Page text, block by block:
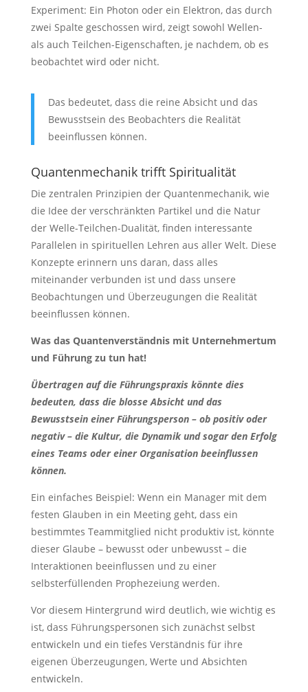
Experiment: Ein Photon oder ein Elektron, das durch
zwei Spalte geschossen wird, zeigt sowohl Wellen-
als auch Teilchen-Eigenschaften, je nachdem, ob es
beobachtet wird oder nicht.
Das bedeutet, dass die reine Absicht und das
Bewusstsein des Beobachters die Realität
beeinflussen können.
Quantenmechanik trifft Spiritualität
Die zentralen Prinzipien der Quantenmechanik, wie
die Idee der verschränkten Partikel und die Natur
der Welle-Teilchen-Dualität, finden interessante
Parallelen in spirituellen Lehren aus aller Welt. Diese
Konzepte erinnern uns daran, dass alles
miteinander verbunden ist und dass unsere
Beobachtungen und Überzeugungen die Realität
beeinflussen können.
Was das Quantenverständnis mit Unternehmertum
und Führung zu tun hat!
Übertragen auf die Führungspraxis könnte dies
bedeuten, dass die blosse Absicht und das
Bewusstsein einer Führungsperson – ob positiv oder
negativ – die Kultur, die Dynamik und sogar den Erfolg
eines Teams oder einer Organisation beeinflussen
können.
Ein einfaches Beispiel: Wenn ein Manager mit dem
festen Glauben in ein Meeting geht, dass ein
bestimmtes Teammitglied nicht produktiv ist, könnte
dieser Glaube – bewusst oder unbewusst – die
Interaktionen beeinflussen und zu einer
selbsterfüllenden Prophezeiung werden.
Vor diesem Hintergrund wird deutlich, wie wichtig es
ist, dass Führungspersonen sich zunächst selbst
entwickeln und ein tiefes Verständnis für ihre
eigenen Überzeugungen, Werte und Absichten
entwickeln.